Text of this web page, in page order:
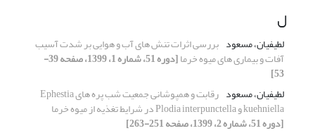
ل
لطیفیان، مسعود بررسی اثرات تنش های آب و هوایی بر شدت آسیب
آفات و بیماری های میوه خرما [دوره 51، شماره 1، 1399، صفحه 39-
53]
لطیفیان، مسعود
رقابت و همپوشانی جمعیت شب پره های Ephestia
kuehniella و Plodia interpunctella در شرایط تغذیه از میوه خرما
[دوره 51، شماره 2، 1399، صفحه 251-263]